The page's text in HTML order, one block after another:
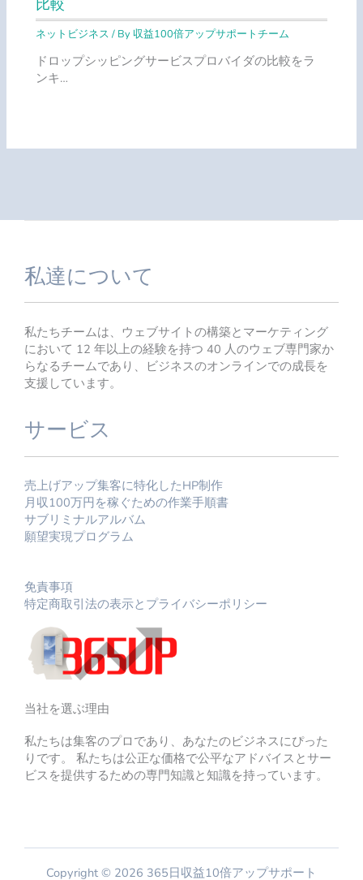
比較
ネットビジネス / By 収益100倍アップサポートチーム
ドロップシッピングサービスプロバイダの比較をラ
ンキ…
私達について
私たちチームは、ウェブサイトの構築とマーケティング
において 12 年以上の経験を持つ 40 人のウェブ専門家か
らなるチームであり、ビジネスのオンラインでの成長を
支援しています。
サービス
売上げアップ集客に特化したHP制作
月収100万円を稼ぐための作業手順書
サブリミナルアルバム
願望実現プログラム
免責事項
特定商取引法の表示とプライバシーポリシー
当社を選ぶ理由
私たちは集客のプロであり、あなたのビジネスにぴった
りです。 私たちは公正な価格で公平なアドバイスとサー
ビスを提供するための専門知識と知識を持っています。
Copyright © 2026 365日収益10倍アップサポート